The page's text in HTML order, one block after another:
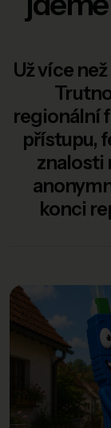
Změřit
Už více
regionální
přístupu,
znalosti
konci